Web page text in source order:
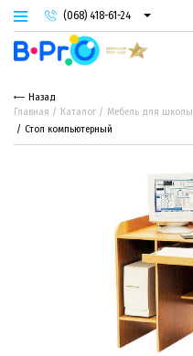
(068) 418-61-24
(093) 974-66-94
(095) 987-29-55
Назад
Главная
Каталог Мебель для школы
Стол компьютерный